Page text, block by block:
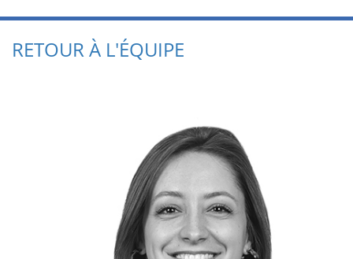
RETOUR À L'ÉQUIPE